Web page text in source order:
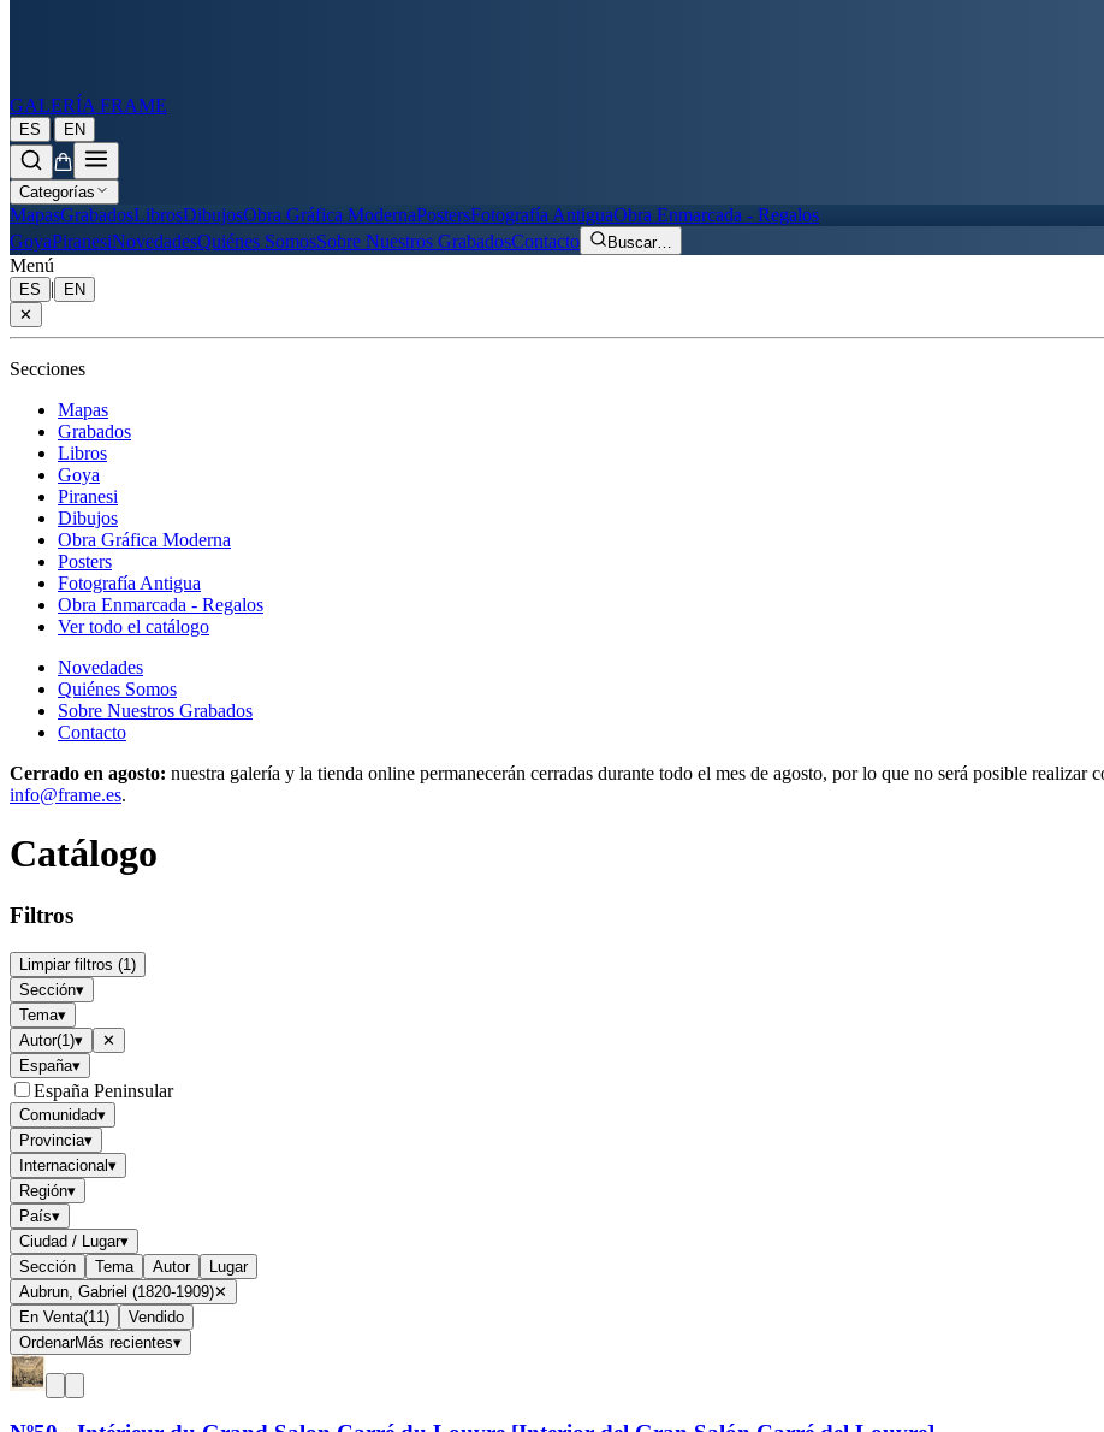
GALERÍA FRAME
ES | EN
Categorías
MapasGrabadosLibrosDibujosObra Gráfica ModernaPostersFotografía AntiguaObra Enmarcada - Regalos
GoyaPiranesiNovedadesQuiénes SomosSobre Nuestros GrabadosContacto Buscar…
Menú
ES |
EN
✕
Secciones
Mapas
Grabados
Libros
Goya
Piranesi
Dibujos
Obra Gráfica Moderna
Posters
Fotografía Antigua
Obra Enmarcada - Regalos
Ver todo el catálogo
Novedades
Quiénes Somos
Sobre Nuestros Grabados
Contacto
Cerrado en agosto: nuestra galería y la tienda online permanecerán cerradas durante todo el mes de agosto, por lo que no será posible realizar
info@frame.es.
Catálogo
Filtros
Limpiar filtros (1)
Sección▾
Tema▾
Autor(1)▾
✕
España▾
España Peninsular
Comunidad▾
Provincia▾
Internacional▾
Región▾
País▾
Ciudad / Lugar▾
Sección
Tema Autor
Lugar
Aubrun, Gabriel (1820-1909)✕
En Venta(11)
Vendido
OrdenarMás recientes▾